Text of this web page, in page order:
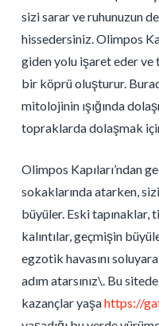
sizi sarar ve ruhunuzun
hissedersiniz. Olimpos
giden yolu işaret eder ve
bir köprü oluşturur.
mitolojinin ışığında
topraklarda dolaşmak için
Olimpos Kapıları’ndan
sokaklarında atarken,
büyüler. Eski tapınaklar,
kalıntılar, geçmişin
egzotik havasını
adım atarsınız\. Bu
kazançlar yaşahttps://